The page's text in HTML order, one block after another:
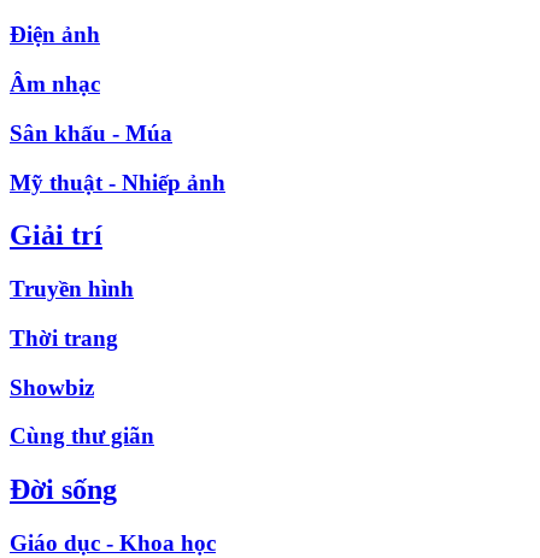
Điện ảnh
Âm nhạc
Sân khấu - Múa
Mỹ thuật - Nhiếp ảnh
Giải trí
Truyền hình
Thời trang
Showbiz
Cùng thư giãn
Đời sống
Giáo dục - Khoa học